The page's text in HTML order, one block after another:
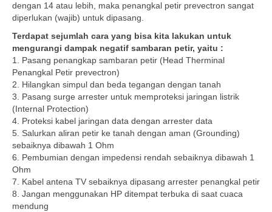
dengan 14 atau lebih, maka penangkal petir prevectron sangat
diperlukan (wajib) untuk dipasang.
Terdapat sejumlah cara yang bisa kita lakukan untuk
mengurangi dampak negatif sambaran petir, yaitu :
1. Pasang penangkap sambaran petir (Head Therminal
Penangkal Petir prevectron)
2. Hilangkan simpul dan beda tegangan dengan tanah
3. Pasang surge arrester untuk memproteksi jaringan listrik
(Internal Protection)
4. Proteksi kabel jaringan data dengan arrester data
5. Salurkan aliran petir ke tanah dengan aman (Grounding)
sebaiknya dibawah 1 Ohm
6. Pembumian dengan impedensi rendah sebaiknya dibawah 1
Ohm
7. Kabel antena TV sebaiknya dipasang arrester penangkal petir
8. Jangan menggunakan HP ditempat terbuka di saat cuaca
mendung